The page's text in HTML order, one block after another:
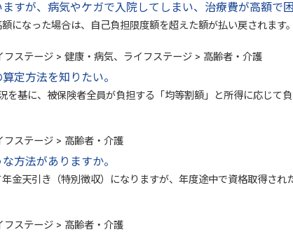
すが、病気やケガで入院してしまい、治療費が高額で
になった場合は、自己負担限度額を超えた額が払い戻されます
ステージ > 健康・病気、ライフステージ > 高齢者・介護
定方法を知りたい。
を基に、被保険者全員が負担する「均等割額」と所得に応じて
ステージ > 高齢者・介護
方法がありますか。
金天引き（特別徴収）になりますが、年度途中で資格取得さ
ステージ > 高齢者・介護